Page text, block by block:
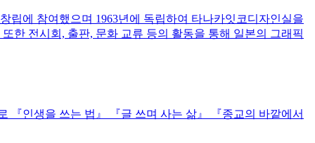
립에 참여했으며 1963년에 독립하여 타나카잇코디자인실을
한 전시회, 출판, 문화 교류 등의 활동을 통해 일본의 그래픽
『인생을 쓰는 법』 『글 쓰며 사는 삶』 『종교의 바깥에서